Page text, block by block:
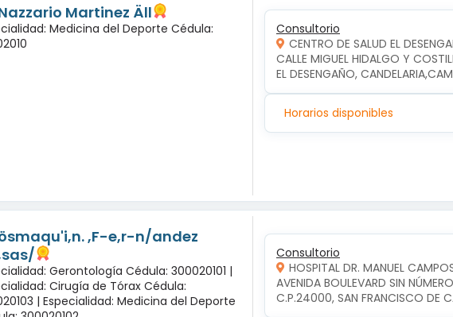
Martinez Äll
Medicina del Deporte Cédula:
Consultorio
CENTRO DE SALUD EL
CALLE MIGUEL HIDALGO Y
EL DESENGAÑO,
Horarios disponibles
,F-e,r-n/andez
Gerontología Cédula: 300020101 |
Cirugía de Tórax Cédula:
| Especialidad: Medicina del Deporte
Consultorio
HOSPITAL DR. MANUEL
AVENIDA BOULEVARD SIN
C.P.24000, SAN FRANCISCO DE